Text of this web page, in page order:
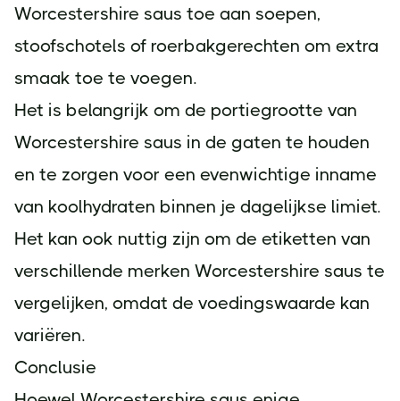
Worcestershire saus toe aan soepen,
stoofschotels of roerbakgerechten om extra
smaak toe te voegen.
Het is belangrijk om de portiegrootte van
Worcestershire saus in de gaten te houden
en te zorgen voor een evenwichtige inname
van koolhydraten binnen je dagelijkse limiet.
Het kan ook nuttig zijn om de etiketten van
verschillende merken Worcestershire saus te
vergelijken, omdat de voedingswaarde kan
variëren.
Conclusie